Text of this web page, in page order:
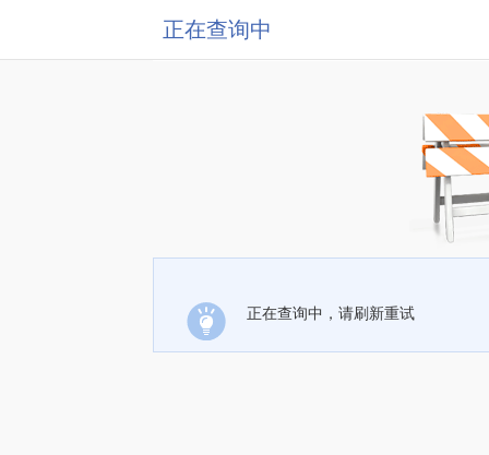
正在查询中
正在查询中，请刷新重试